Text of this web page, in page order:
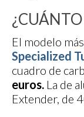
El modelo
Specialized
cuadro de
euros. La de
Extender, de